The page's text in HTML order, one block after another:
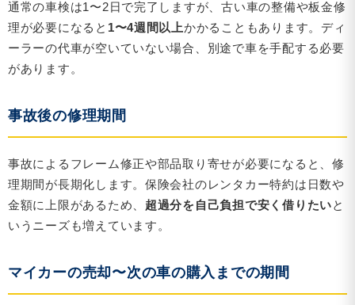
通常の車検は1〜2日で完了しますが、古い車の整備や板金修
理が必要になると 1〜4週間以上かかることもあります。ディ
ーラーの代車が空いていない場合、別途で車を手配する必要
があります。
事故後の修理期間
事故によるフレーム修正や部品取り寄せが必要になると、修
理期間が長期化します。保険会社のレンタカー特約は日数や
金額に上限があるため、 超過分を自己負担で安く借りたいと
いうニーズも増えています。
マイカーの売却〜次の車の購入までの期間